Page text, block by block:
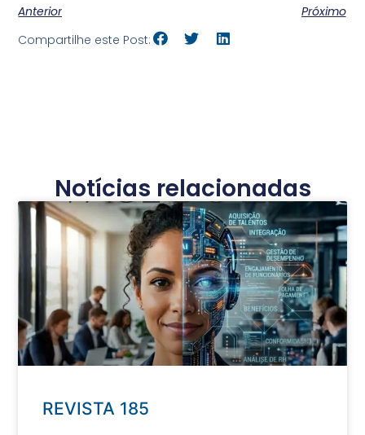
Anterior
Próximo
Compartilhe este Post:
Notícias relacionadas
REVISTA 185